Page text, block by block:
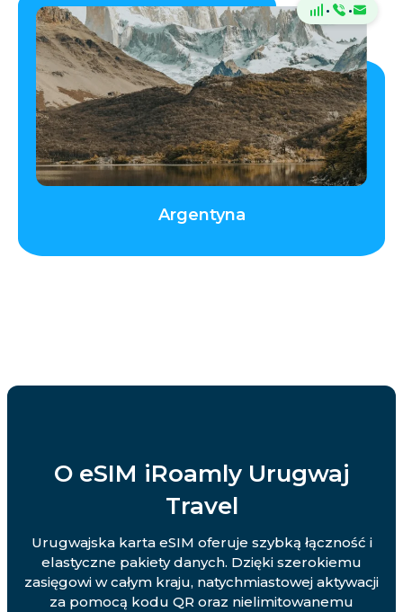
· ·
Argentyna
O eSIM iRoamly Urugwaj
Travel
Urugwajska karta eSIM oferuje szybką łączność i
elastyczne pakiety danych. Dzięki szerokiemu
zasięgowi w całym kraju, natychmiastowej aktywacji
za pomocą kodu QR oraz nielimitowanemu